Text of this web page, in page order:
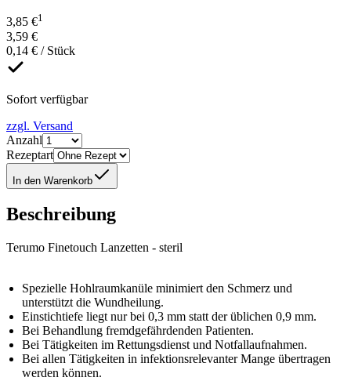
3,85 €1
3,59 €
0,14 € / Stück
Sofort verfügbar
zzgl. Versand
Anzahl
Rezeptart
In den Warenkorb
Beschreibung
Terumo Finetouch Lanzetten - steril
Spezielle Hohlraumkanüle minimiert den Schmerz und
unterstützt die Wundheilung.
Einstichtiefe liegt nur bei 0,3 mm statt der üblichen 0,9 mm.
Bei Behandlung fremdgefährdenden Patienten.
Bei Tätigkeiten im Rettungsdienst und Notfallaufnahmen.
Bei allen Tätigkeiten in infektionsrelevanter Mange übertragen
werden können.